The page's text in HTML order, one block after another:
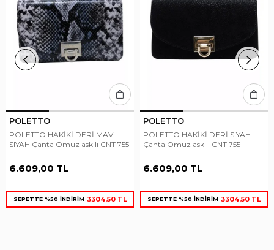
POLETTO
POLETTO HAKİKİ DERİ MAVI
SIYAH Çanta Omuz askılı CNT 755
6.609,00 TL
SEPETTE %50 İNDİRİM 3304,50 TL
POLETTO
POLETTO HAKİKİ DERİ SIYAH
Çanta Omuz askılı CNT 755
6.609,00 TL
SEPETTE %50 İNDİRİM 3304,50 TL